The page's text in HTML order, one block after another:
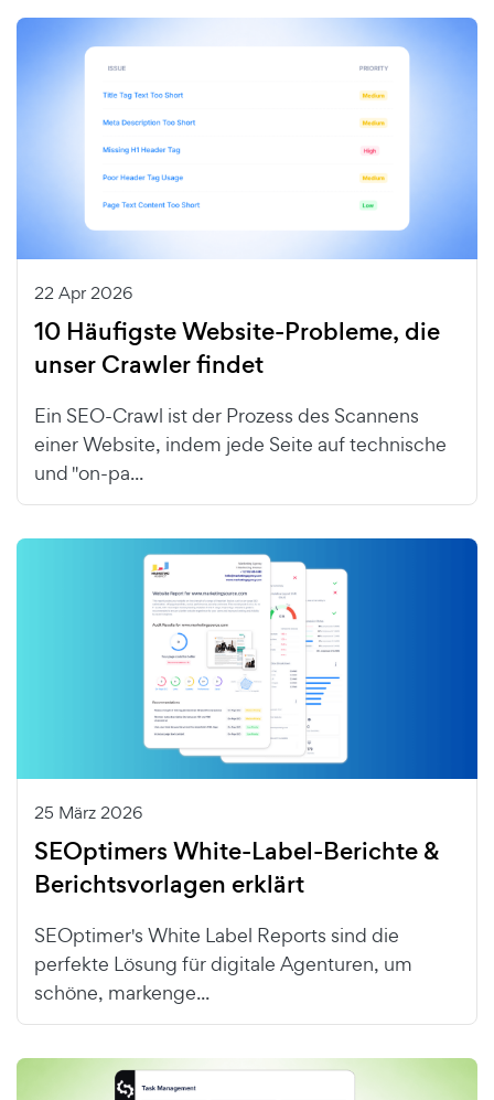
22 Apr 2026
10 Häufigste Website-Probleme, die
unser Crawler findet
Ein SEO-Crawl ist der Prozess des Scannens
einer Website, indem jede Seite auf technische
und "on-pa...
25 März 2026
SEOptimers White-Label-Berichte &
Berichtsvorlagen erklärt
SEOptimer's White Label Reports sind die
perfekte Lösung für digitale Agenturen, um
schöne, markenge...